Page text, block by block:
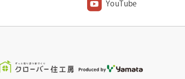
YouTube